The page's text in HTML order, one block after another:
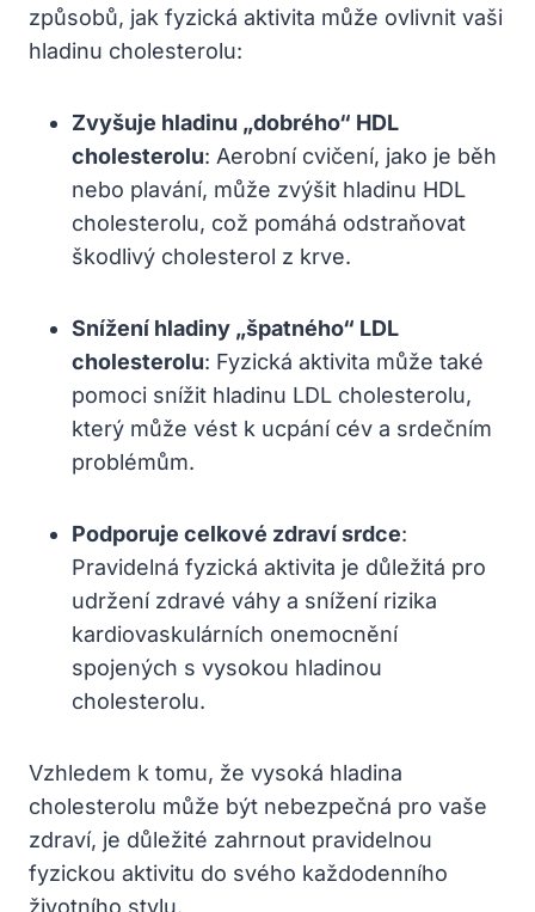
způsobů, jak fyzická aktivita může ovlivnit vaši
hladinu cholesterolu:
Zvyšuje hladinu „dobrého“ HDL
cholesterolu: Aerobní cvičení, jako je běh
nebo plavání, může zvýšit hladinu HDL
cholesterolu, což pomáhá odstraňovat
škodlivý cholesterol z krve.
Snížení hladiny „špatného“ LDL
cholesterolu: Fyzická aktivita může také
pomoci snížit hladinu LDL cholesterolu,
který může vést k ucpání cév a srdečním
problémům.
Podporuje celkové zdraví srdce:
Pravidelná fyzická aktivita je důležitá pro
udržení zdravé váhy a snížení rizika
kardiovaskulárních onemocnění
spojených s vysokou hladinou
cholesterolu.
Vzhledem k tomu, že vysoká hladina
cholesterolu může být nebezpečná pro vaše
zdraví, je důležité zahrnout pravidelnou
fyzickou aktivitu do svého každodenního
životního stylu.